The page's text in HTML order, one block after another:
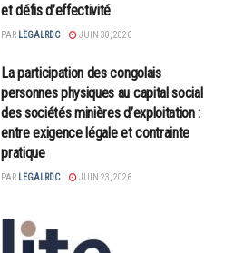
et défis d’effectivité
PAR LEGALRDC JUIN 30, 2026
La participation des congolais
personnes physiques au capital social
des sociétés minières d’exploitation :
entre exigence légale et contrainte
pratique
PAR LEGALRDC JUIN 23, 2026